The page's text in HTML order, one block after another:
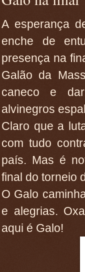
A esperança
enche de
presença na
Galão da
caneco e
alvinegros
Claro que a
com tudo
país. Mas é
final do torneio
O Galo
e alegrias.
aqui é Galo!